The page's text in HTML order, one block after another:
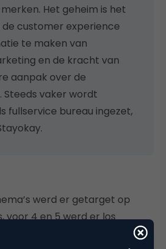
Het geheim is het
customer experience
te maken van
en de kracht van
aanpak over de
Steeds vaker wordt
fullservice bureau ingezet,
werd er getarget op
voor 4 en 5 werd er los
voor twee fasen: via campagne